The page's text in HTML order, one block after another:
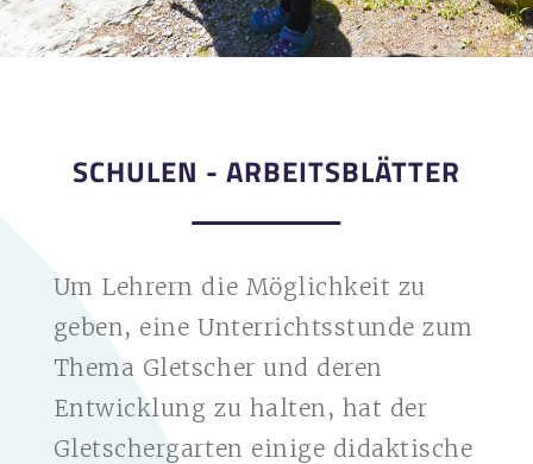
SCHULEN - ARBEITSBLÄTTER
Um Lehrern die Möglichkeit zu
geben, eine Unterrichtsstunde zum
Thema Gletscher und deren
Entwicklung zu halten, hat der
Gletschergarten einige didaktische